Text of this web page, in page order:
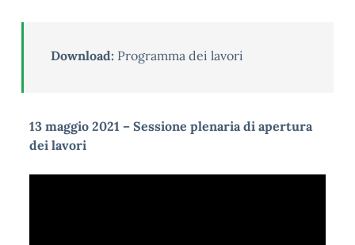
Download: Programma dei lavori
13 maggio 2021 – Sessione plenaria di apertura
dei lavori